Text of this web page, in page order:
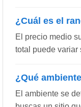
¿Cuál es el
El precio medio
total puede variar
¿Qué
El ambiente se